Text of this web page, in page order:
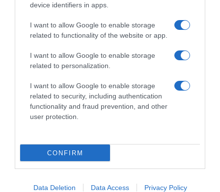
device identifiers in apps.
I want to allow Google to enable storage
related to functionality of the website or app.
I want to allow Google to enable storage
related to personalization.
I want to allow Google to enable storage
related to security, including authentication
functionality and fraud prevention, and other
user protection.
CONFIRM
Data Deletion Data Access Privacy Policy
06.01.2024 - 08:15